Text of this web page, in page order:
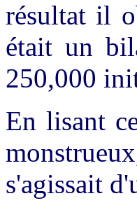
résultat il
était un
250,000
En lisant
s'agissait